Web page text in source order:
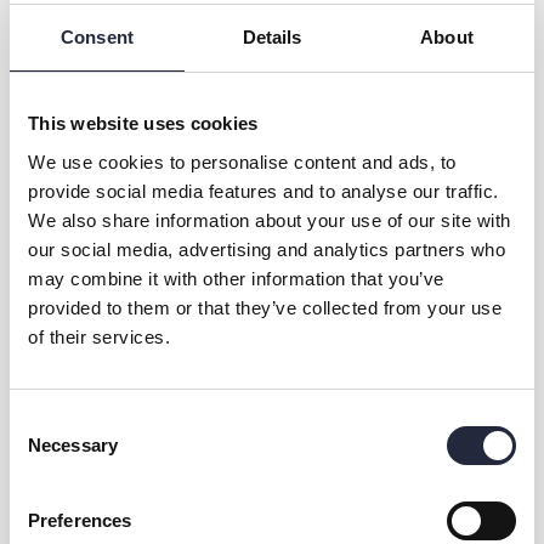
Consent Details About
This website uses cookies
We use cookies to personalise content and ads, to
provide social media features and to analyse our traffic.
We also share information about your use of our site with
our social media, advertising and analytics partners who
may combine it with other information that you’ve
provided to them or that they’ve collected from your use
of their services.
Selection
Necessary
Preferences
Vuxna 100 kr
Kontakt & öppettider